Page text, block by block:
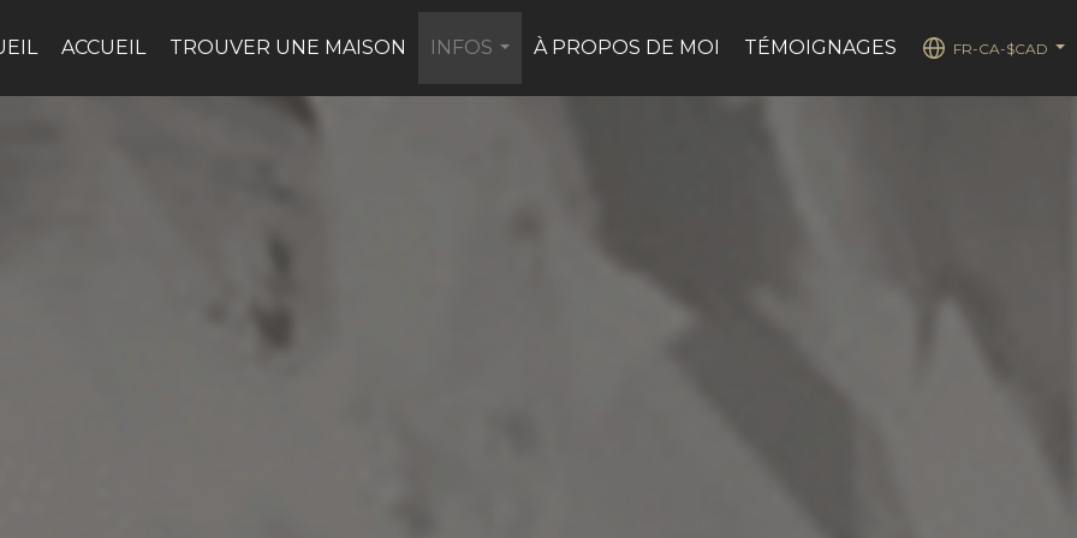
ACCUEIL TROUVER UNE MAISON
INFOS
À PROPOS DE MOI TÉMOIGNAGES
FR-CA-$CAD